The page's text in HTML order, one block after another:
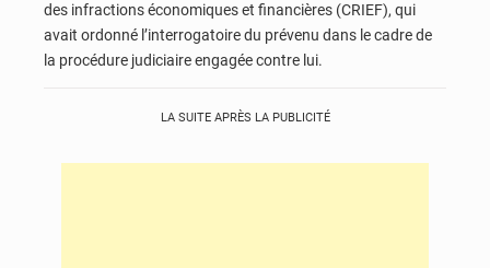
des infractions économiques et financières (CRIEF), qui
avait ordonné l’interrogatoire du prévenu dans le cadre de
la procédure judiciaire engagée contre lui.
LA SUITE APRÈS LA PUBLICITÉ